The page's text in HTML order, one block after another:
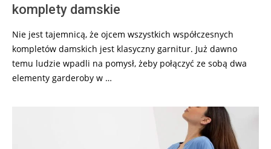
komplety damskie
Nie jest tajemnicą, że ojcem wszystkich współczesnych
kompletów damskich jest klasyczny garnitur. Już dawno
temu ludzie wpadli na pomysł, żeby połączyć ze sobą dwa
elementy garderoby w …